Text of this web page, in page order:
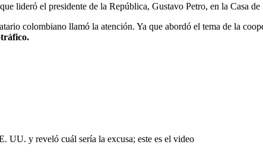
lideró el presidente de la República, Gustavo Petro, en la Casa
colombiano llamó la atención. Ya que abordó el tema de la
UU. y reveló cuál sería la excusa; este es el video